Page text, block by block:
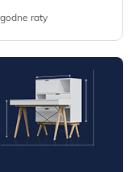
raty